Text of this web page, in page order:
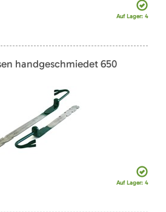
Auf Lager: 4
handgeschmiedet 650
Auf Lager: 4